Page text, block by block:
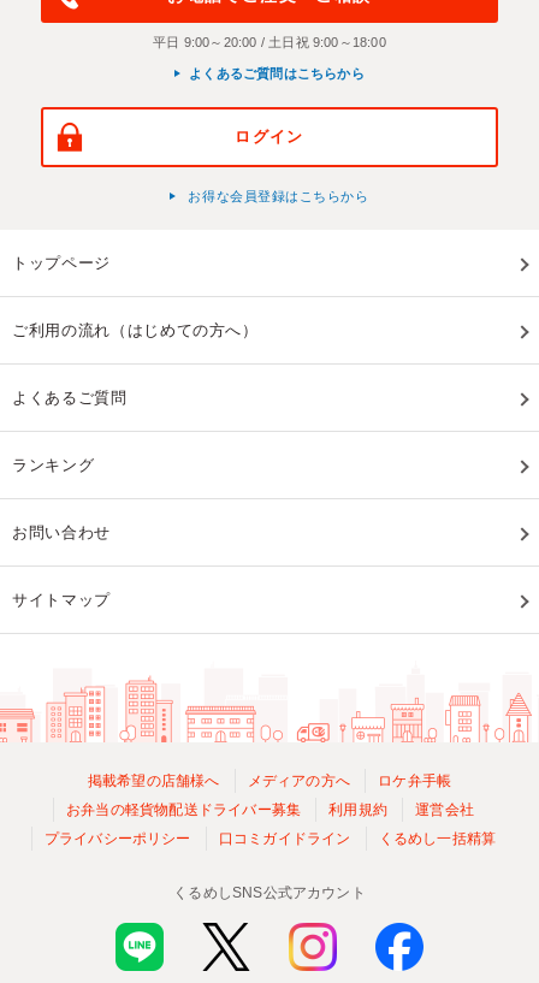
平日 9:00～20:00 / 土日祝 9:00～18:00
よくあるご質問はこちらから
ログイン
お得な会員登録はこちらから
トップページ
ご利用の流れ（はじめての方へ）
よくあるご質問
ランキング
お問い合わせ
サイトマップ
掲載希望の店舗様へ メディアの方へ
ロケ弁手帳
お弁当の軽貨物配送ドライバー募集
利用規約
運営会社
プライバシーポリシー
口コミガイドライン くるめし一括精算
くるめしSNS公式アカウント